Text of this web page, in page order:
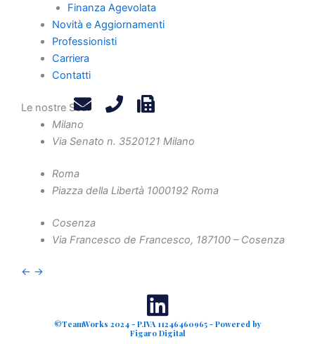
Finanza Agevolata
Novità e Aggiornamenti
Professionisti
Carriera
Contatti
Le nostre Sedi
Milano
Via Senato n. 3520121 Milano
Roma
Piazza della Libertà 1000192 Roma
Cosenza
Via Francesco de Francesco, 187100 – Cosenza
← →
Carriera
Contatti
Privacy Policy
Legals
Attività
Diritto Societario
Diritto Penale
Crisi d'Impresa
Contenzioso Civile e Arbitrati
Valutazione d'Azienda e Operazioni Straordinarie
©TeamWorks 2024 - P.IVA 11246460965 - Powered by
Figaro Digital